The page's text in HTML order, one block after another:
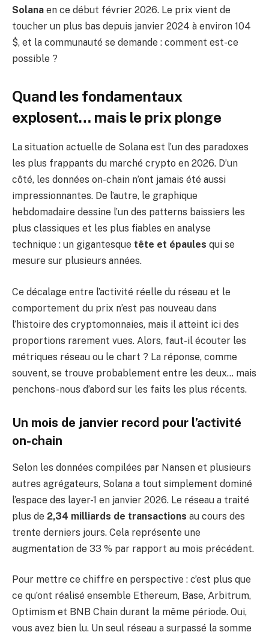
Solana en ce début février 2026. Le prix vient de
toucher un plus bas depuis janvier 2024 à environ 104
$, et la communauté se demande : comment est-ce
possible ?
Quand les fondamentaux
explosent… mais le prix plonge
La situation actuelle de Solana est l’un des paradoxes
les plus frappants du marché crypto en 2026. D’un
côté, les données on-chain n’ont jamais été aussi
impressionnantes. De l’autre, le graphique
hebdomadaire dessine l’un des patterns baissiers les
plus classiques et les plus fiables en analyse
technique : un gigantesque tête et épaules qui se
mesure sur plusieurs années.
Ce décalage entre l’activité réelle du réseau et le
comportement du prix n’est pas nouveau dans
l’histoire des cryptomonnaies, mais il atteint ici des
proportions rarement vues. Alors, faut-il écouter les
métriques réseau ou le chart ? La réponse, comme
souvent, se trouve probablement entre les deux… mais
penchons-nous d’abord sur les faits les plus récents.
Un mois de janvier record pour l’activité
on-chain
Selon les données compilées par Nansen et plusieurs
autres agrégateurs, Solana a tout simplement dominé
l’espace des layer-1 en janvier 2026. Le réseau a traité
plus de 2,34 milliards de transactions au cours des
trente derniers jours. Cela représente une
augmentation de 33 % par rapport au mois précédent.
Pour mettre ce chiffre en perspective : c’est plus que
ce qu’ont réalisé ensemble Ethereum, Base, Arbitrum,
Optimism et BNB Chain durant la même période. Oui,
vous avez bien lu. Un seul réseau a surpassé la somme